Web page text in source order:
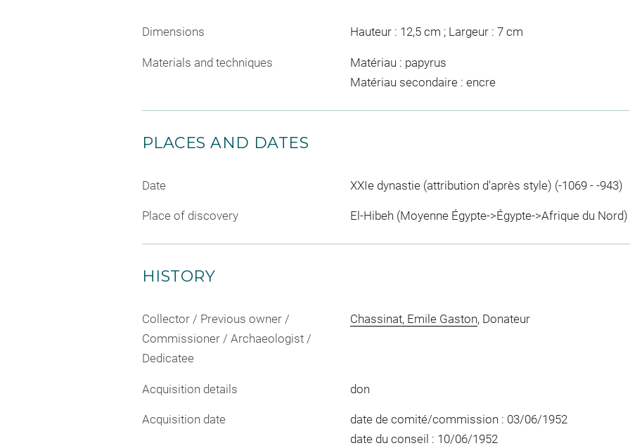
Dimensions Hauteur : 12,5 cm ; Largeur : 7 cm
Materials and techniques
Matériau : papyrus
Matériau secondaire : encre
PLACES AND DATES
Date XXIe dynastie (attribution d'après style) (-1069 - -943)
Place of discovery El-Hibeh (Moyenne Égypte->Égypte->Afrique du Nord)
HISTORY
Collector / Previous owner /
Commissioner / Archaeologist /
Dedicatee
Chassinat, Emile Gaston, Donateur
Acquisition details don
Acquisition date
date de comité/commission : 03/06/1952
date du conseil : 10/06/1952